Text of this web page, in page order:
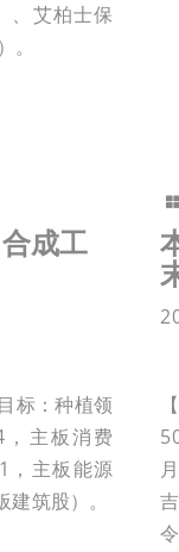
、艾柏士保
成工
标：种植领
，主板消费
，主板能源
筑股）。